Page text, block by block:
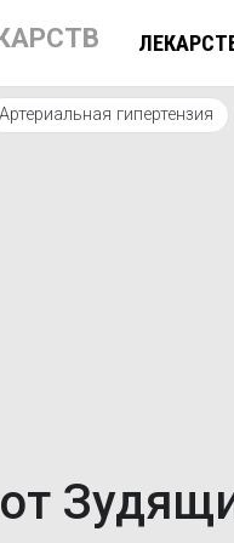
Артериальная гипертензия